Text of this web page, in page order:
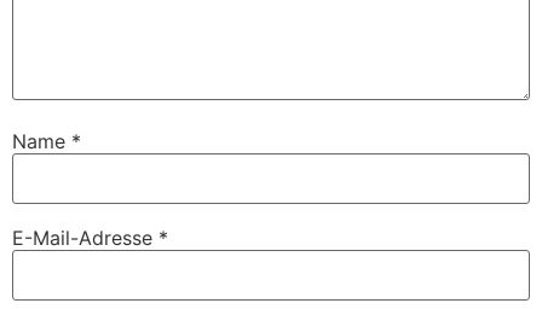
Name *
E-Mail-Adresse *